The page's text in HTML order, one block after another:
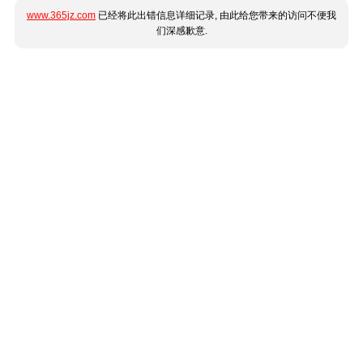
www.365jz.com 已经将此出错信息详细记录, 由此给您带来的访问不便我
们深感歉意.